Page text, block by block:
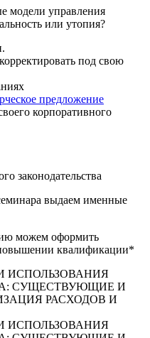
модели управления
или утопия?
под свою
предложение
корпоративного
законодательства
выдаем именные
можем оформить
квалификации*